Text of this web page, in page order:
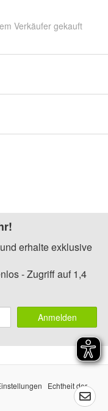
Verkäufer gekauft
erhalte exklusive
- Zugriff auf 1,4
Anmelden
Echtheit der